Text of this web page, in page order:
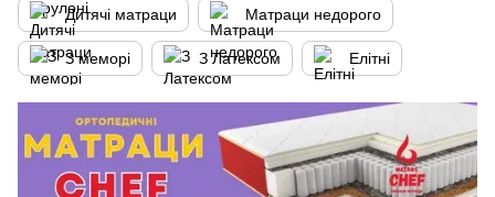
Дитячі матраци Матраци недорого
З меморі З Латексом Елітні